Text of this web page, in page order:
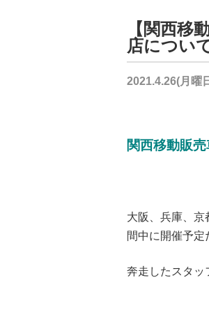
【関西
店につい
2021.4.26(月曜
関西移動販
大阪、兵庫、京
間中に開催予定
奔走したスタッ